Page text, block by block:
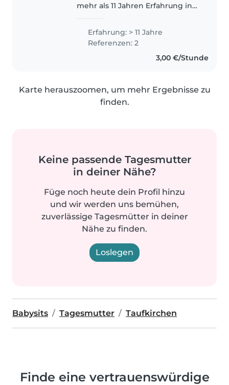
mehr als 11 Jahren Erfahrung in
Kleinkindern. Neben unserer
Geduld und Einfühlsamkeit
bringen wir kreative Fähigkeiten
Erfahrung: > 11 Jahre
Referenzen: 2
3,00 €/Stunde
Karte herauszoomen, um mehr Ergebnisse zu
finden.
Keine passende Tagesmutter
in deiner Nähe?
Füge noch heute dein Profil hinzu
und wir werden uns bemühen,
zuverlässige Tagesmütter in deiner
Nähe zu finden.
Loslegen
Babysits Tagesmutter Taufkirchen
Finde eine vertrauenswürdige